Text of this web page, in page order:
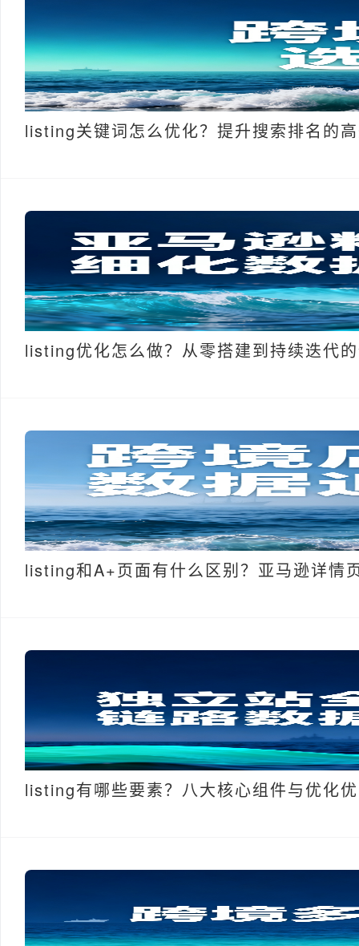
listing关键词怎么优化？提升搜索排名的
listing优化怎么做？从零搭建到持续迭代
listing和A+页面有什么区别？亚马逊详情
listing有哪些要素？八大核心组件与优化